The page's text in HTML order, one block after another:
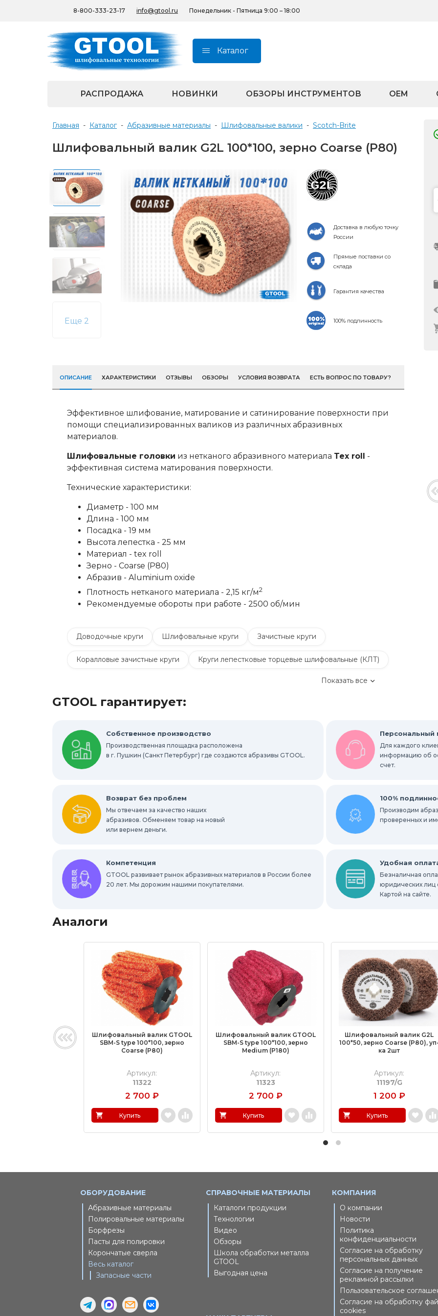
8-800-333-23-17 info@gtool.ru Понедельник - Пятница 9:00 – 18:00
Каталог
РАСПРОДАЖА НОВИНКИ ОБЗОРЫ ИНСТРУМЕНТОВ OEM
Главная - Каталог - Абразивные материалы - Шлифовальные валики - Scotch-Brite
Шлифовальный валик G2L 100*100, зерно Сoarse (P80)
Еще 2
Доставка в любую точку
России
Прямые поставки со
склада
Гарантия качества
100% подлинность
ОПИСАНИЕ ХАРАКТЕРИСТИКИ ОТЗЫВЫ ОБЗОРЫ УСЛОВИЯ ВОЗВРАТА ЕСТЬ ВОПРОС ПО ТОВАРУ?
Эффективное шлифование, матирование и сатинирование поверхности при
помощи специализированных валиков из различных абразивных
материалов.
Шлифовальные головки из нетканого абразивного материала Tex roll -
эффективная система матирования поверхности.
Технические характеристики:
Диаметр - 100 мм
Длина - 100 мм
Посадка - 19 мм
Высота лепестка - 25 мм
Материал - tex roll
Зерно - Сoarse (P80)
Абразив - Aluminium oxide
Плотность нетканого материала - 2,15 кг/м2
Рекомендуемые обороты при работе - 2500 об/мин
Доводочные круги Шлифовальные круги Зачистные круги
Коралловые зачистные круги Круги лепестковые торцевые шлифовальные (КЛТ)
Шлифовальные валики Фибровые круги
Абразивные шлифовальные головки
Круги с креплением Roloc™ Шлифовальные абразивные ленты
Шлифовальные абразивные губки, бруски Радиальные шлифовальные круги
Шлифовальные звезды Конволютные круги
Показать все
GTOOL гарантирует:
Собственное производство
Производственная площадка расположена
в г. Пушкин (Санкт Петербург) где создаются абразивы GTOOL.
Персональный
Для каждого
информацию об
счет.
Возврат без проблем
Мы отвечаем за качество наших
абразивов. Обменяем товар на новый
или вернем деньги.
100%
Производим
проверенных и
Компетенция
GTOOL развивает рынок абразивных материалов в России более
20 лет. Мы дорожим нашими покупателями.
Удобная
Безналичная
юридических лиц
Картой на сайте.
Аналоги
Шлифовальный валик GTOOL
SBM-S type 100*100, зерно
Сoarse (P80)
Артикул:
11322
2 700 ₽
Купить
Шлифовальный валик GTOOL
SBM-S type 100*100, зерно
Medium (P180)
Артикул:
11323
2 700 ₽
Купить
Шлифовальный валик G2L
100*50, зерно Сoarse (P80), уп-
ка 2шт
Артикул:
11197/G
1 200 ₽
Купить
ОБОРУДОВАНИЕ
Абразивные материалы
Полировальные материалы
Борфрезы
Пасты для полировки
Корончатые сверла
Весь каталог
Запасные части
СПРАВОЧНЫЕ МАТЕРИАЛЫ
Каталоги продукции
Технологии
Видео
Обзоры
Школа обработки металла
GTOOL
Выгодная цена
КОМПАНИЯ
О компании
Новости
Политика
конфиденциальности
Согласие на обработку
персональных данных
Согласие на получение
рекламной рассылки
Пользовательское
Согласие на обработку
cookies